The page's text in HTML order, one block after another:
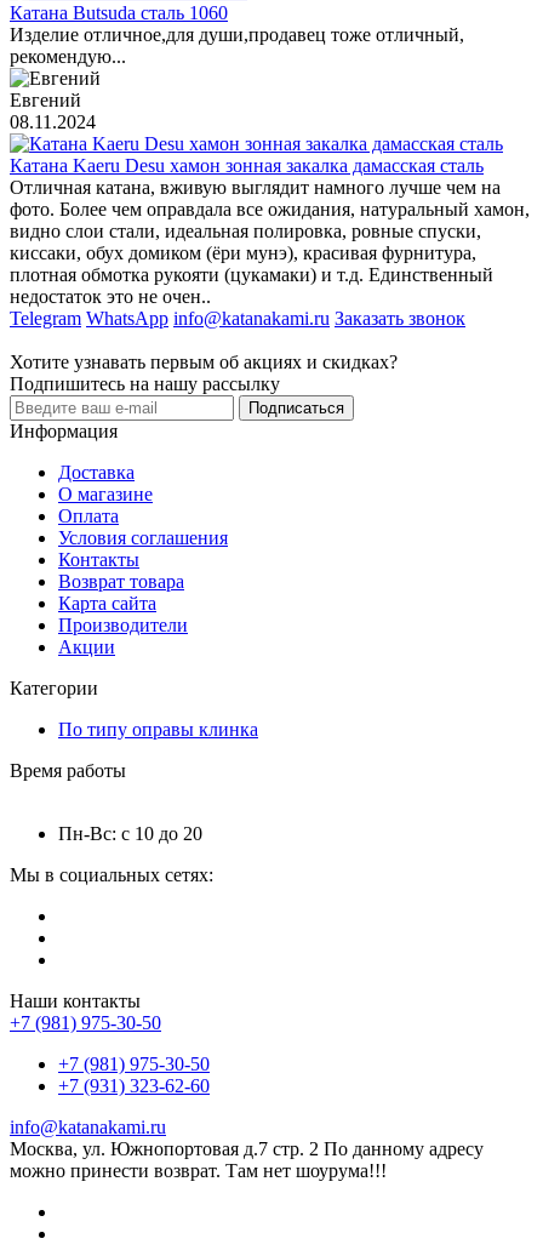
Катана Butsuda сталь 1060
Изделие отличное,для души,продавец тоже отличный,
рекомендую...
Евгений
08.11.2024
Катана Kaeru Desu хамон зонная закалка дамасская сталь
Отличная катана, вживую выглядит намного лучше чем на
фото. Более чем оправдала все ожидания, натуральный хамон,
видно слои стали, идеальная полировка, ровные спуски,
киссаки, обух домиком (ёри мунэ), красивая фурнитура,
плотная обмотка рукояти (цукамаки) и т.д. Единственный
недостаток это не очен..
Telegram WhatsApp info@katanakami.ru Заказать звонок
Хотите узнавать первым об акциях и скидках?
Подпишитесь на нашу рассылку
Подписаться
Информация
Доставка
О магазине
Оплата
Условия соглашения
Контакты
Возврат товара
Карта сайта
Производители
Акции
Категории
По типу оправы клинка
Время работы
Пн-Вс: с 10 до 20
Мы в социальных сетях:
Наши контакты
+7 (981) 975-30-50
+7 (981) 975-30-50
+7 (931) 323-62-60
info@katanakami.ru
Москва, ул. Южнопортовая д.7 стр. 2 По данному адресу
можно принести возврат. Там нет шоурума!!!